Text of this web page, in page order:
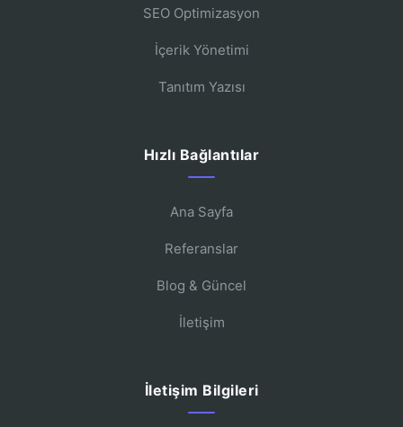
SEO Optimizasyon
İçerik Yönetimi
Tanıtım Yazısı
Hızlı Bağlantılar
Ana Sayfa
Referanslar
Blog & Güncel
İletişim
İletişim Bilgileri